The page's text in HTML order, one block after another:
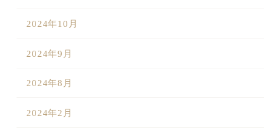
2024年10月
2024年9月
2024年8月
2024年2月